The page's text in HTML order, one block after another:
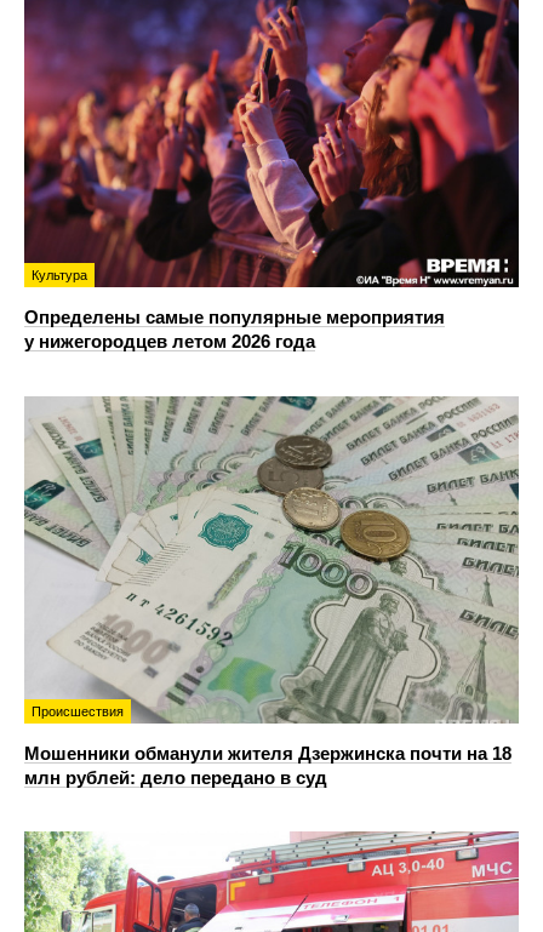
Культура
Определены самые популярные мероприятия
у нижегородцев летом 2026 года
Происшествия
Мошенники обманули жителя Дзержинска почти на 18
млн рублей: дело передано в суд